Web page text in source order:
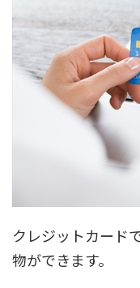
クレジットカード
物ができます。